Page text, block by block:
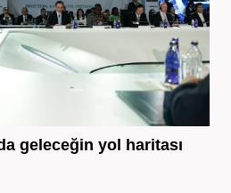
geleceğin yol haritası